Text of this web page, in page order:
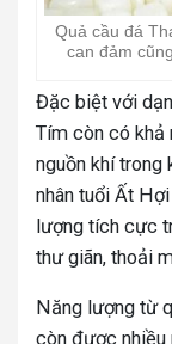
Quả cầu đá
can đảm
Đặc biệt với
Tím còn có khả
nguồn khí trong
nhân tuổi Ất
lượng tích cực
thư giãn, thoải
Năng lượng từ
còn được nhiều